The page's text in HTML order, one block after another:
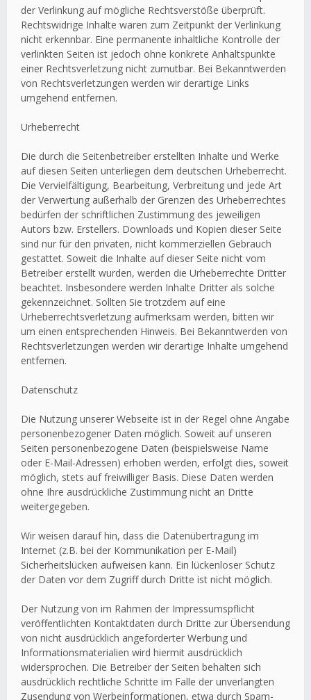
der Verlinkung auf mögliche Rechtsverstöße überprüft.
Rechtswidrige Inhalte waren zum Zeitpunkt der Verlinkung
nicht erkennbar. Eine permanente inhaltliche Kontrolle der
verlinkten Seiten ist jedoch ohne konkrete Anhaltspunkte
einer Rechtsverletzung nicht zumutbar. Bei Bekanntwerden
von Rechtsverletzungen werden wir derartige Links
umgehend entfernen.
Urheberrecht
Die durch die Seitenbetreiber erstellten Inhalte und Werke
auf diesen Seiten unterliegen dem deutschen Urheberrecht.
Die Vervielfältigung, Bearbeitung, Verbreitung und jede Art
der Verwertung außerhalb der Grenzen des Urheberrechtes
bedürfen der schriftlichen Zustimmung des jeweiligen
Autors bzw. Erstellers. Downloads und Kopien dieser Seite
sind nur für den privaten, nicht kommerziellen Gebrauch
gestattet. Soweit die Inhalte auf dieser Seite nicht vom
Betreiber erstellt wurden, werden die Urheberrechte Dritter
beachtet. Insbesondere werden Inhalte Dritter als solche
gekennzeichnet. Sollten Sie trotzdem auf eine
Urheberrechtsverletzung aufmerksam werden, bitten wir
um einen entsprechenden Hinweis. Bei Bekanntwerden von
Rechtsverletzungen werden wir derartige Inhalte umgehend
entfernen.
Datenschutz
Die Nutzung unserer Webseite ist in der Regel ohne Angabe
personenbezogener Daten möglich. Soweit auf unseren
Seiten personenbezogene Daten (beispielsweise Name
oder E-Mail-Adressen) erhoben werden, erfolgt dies, soweit
möglich, stets auf freiwilliger Basis. Diese Daten werden
ohne Ihre ausdrückliche Zustimmung nicht an Dritte
weitergegeben.
Wir weisen darauf hin, dass die Datenübertragung im
Internet (z.B. bei der Kommunikation per E-Mail)
Sicherheitslücken aufweisen kann. Ein lückenloser Schutz
der Daten vor dem Zugriff durch Dritte ist nicht möglich.
Der Nutzung von im Rahmen der Impressumspflicht
veröffentlichten Kontaktdaten durch Dritte zur Übersendung
von nicht ausdrücklich angeforderter Werbung und
Informationsmaterialien wird hiermit ausdrücklich
widersprochen. Die Betreiber der Seiten behalten sich
ausdrücklich rechtliche Schritte im Falle der unverlangten
Zusendung von Werbeinformationen, etwa durch Spam-